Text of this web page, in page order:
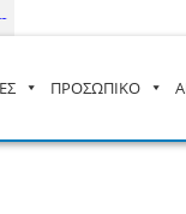
ΠΡΟΣΩΠΙΚΟ